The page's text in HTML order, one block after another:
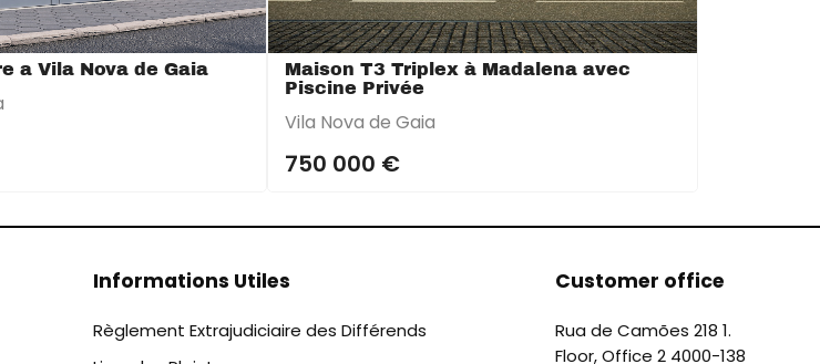
a Vila Nova de Gaia
Maison T3 Triplex à Madalena avec
Piscine Privée
Vila Nova de Gaia
750 000 €
Informations Utiles
Règlement Extrajudiciaire des Différends
Customer office
Rua de Camões 218 1.
Floor, Office 2 4000-138